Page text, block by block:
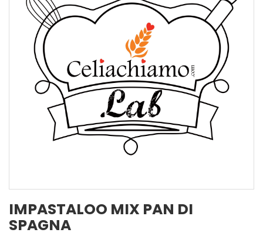
IMPASTALOO MIX PAN DI
SPAGNA